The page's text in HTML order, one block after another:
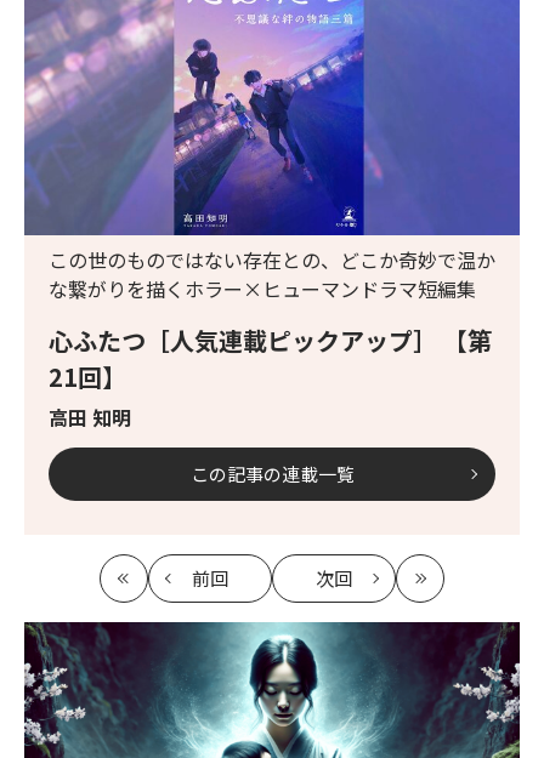
心ふたつ［人気連載ピックアップ］ 【第
21回】
高田 知明
この世のものではない存在との、どこか奇妙で温か
な繋がりを描くホラー×ヒューマンドラマ短編集
この記事の連載一覧
最
初
前回
記
へ
次回
記
へ
最
新